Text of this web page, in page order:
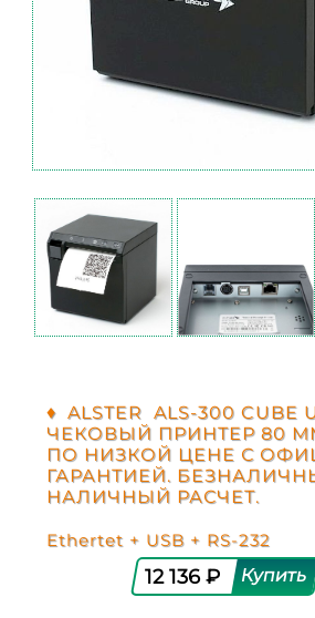
♦ ALSTER ALS-300 CUBE
ЧЕКОВЫЙ ПРИНТЕР 80
ПО НИЗКОЙ ЦЕНЕ С
ГАРАНТИЕЙ.
НАЛИЧНЫЙ РАСЧЕТ.
Ethertet + USB + RS-232
12 136 ₽